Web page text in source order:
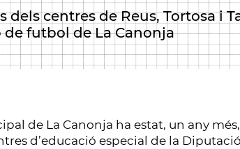
centres de Reus, Tortosa i
futbol de La Canonja
de La Canonja ha estat, un any
d’educació especial de la